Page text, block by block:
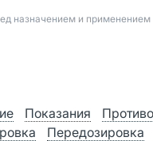
назначением и
Показания
Передозировка